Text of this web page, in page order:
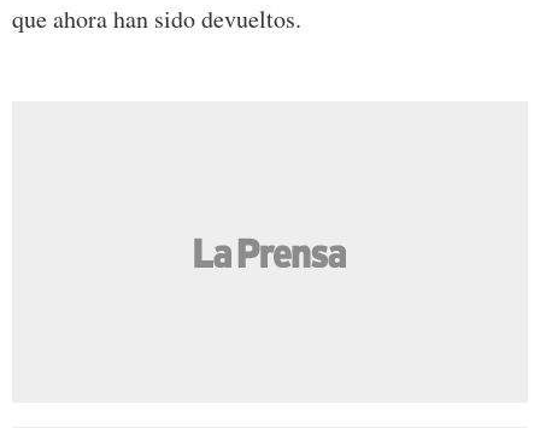
que ahora han sido devueltos.